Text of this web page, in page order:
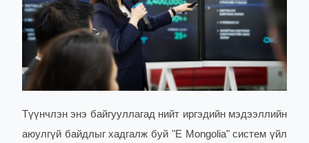
Түүнчлэн энэ байгууллагад нийт иргэдийн мэдээллийн
аюулгүй байдлыг хадгалж буй "E Mongolia" систем үйл